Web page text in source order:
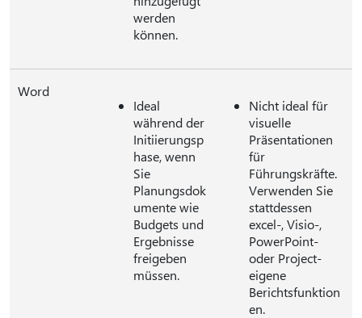
werden
können.
Word
Ideal
während der
Initiierungsp
hase, wenn
Sie
Planungsdok
umente wie
Budgets und
Ergebnisse
freigeben
müssen.
Nicht ideal für
visuelle
Präsentationen
für
Führungskräfte.
Verwenden Sie
stattdessen
excel-, Visio-,
PowerPoint-
oder Project-
eigene
Berichtsfunktion
en.